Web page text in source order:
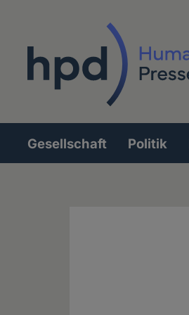
Hauptnavigation
Gesellschaft Politik